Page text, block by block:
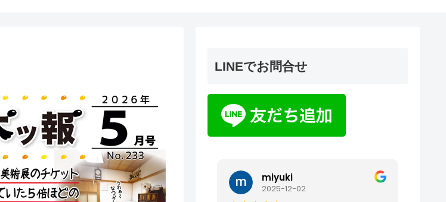
LINEでお問合せ
今井裕子
2025-12-06
miyuki
2025-12-02